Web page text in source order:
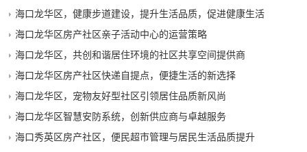
海口龙华区，健康步道建设，提升生活品质，促进健康生活
海口龙华区房产社区亲子活动中心的运营策略
海口龙华区，共创和谐居住环境的社区共享空间提供商
海口龙华区房产社区快递自提点，便捷生活的新选择
海口龙华区，宠物友好型社区引领居住品质新风尚
海口龙华区智慧安防系统，创新供应商与卓越服务
海口秀英区房产社区，便民超市管理与居民生活品质提升